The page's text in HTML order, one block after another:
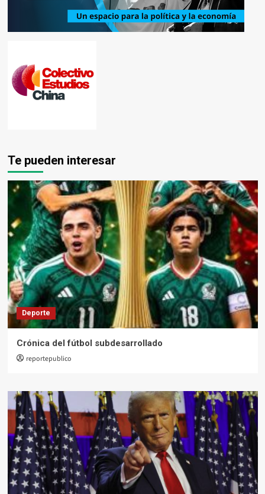
Te pueden interesar
Deporte
Crónica del fútbol subdesarrollado
reportepublico